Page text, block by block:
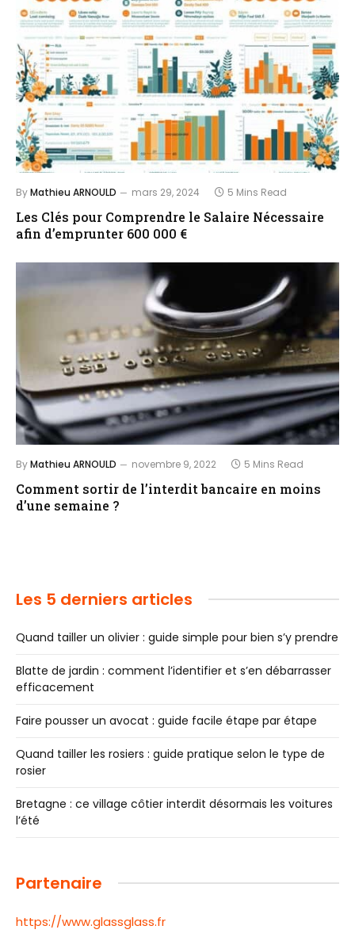
ByMathieu ARNOULD mars 29, 2024 5 Mins Read
Les Clés pour Comprendre le Salaire Nécessaire
afin d’emprunter 600 000 €
ByMathieu ARNOULD novembre 9, 2022 5 Mins Read
Comment sortir de l’interdit bancaire en moins
d’une semaine ?
Les 5 derniers articles
Quand tailler un olivier : guide simple pour bien s’y prendre
Blatte de jardin : comment l’identifier et s’en débarrasser
efficacement
Faire pousser un avocat : guide facile étape par étape
Quand tailler les rosiers : guide pratique selon le type de
rosier
Bretagne : ce village côtier interdit désormais les voitures
l’été
Partenaire
https://www.glassglass.fr